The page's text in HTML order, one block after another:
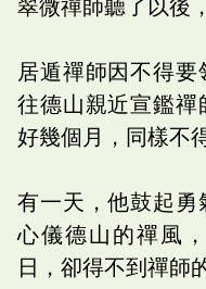
翠微禪師聽了以後
居遁禪師因不得
往德山親近宣鑑禪
好幾個月，同樣不
有一天，他鼓起勇
心儀德山的禪風
日，卻得不到禪師